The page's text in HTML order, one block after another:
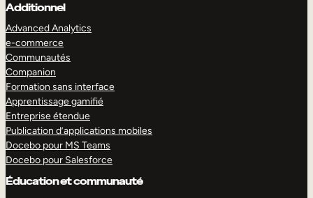
Additionnel
Advanced Analytics
e-commerce
Communautés
Companion
Formation sans interface
Apprentissage gamifié
Entreprise étendue
Publication d’applications mobiles
Docebo pour MS Teams
Docebo pour Salesforce
Éducation et communauté